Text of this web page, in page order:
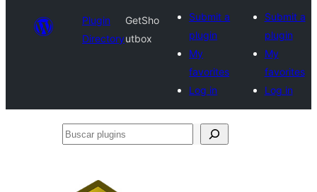
Plugin
Directory
GetSho
utbox
Submit a
plugin
My
favorites
Log in
Submit a
plugin
My
favorites
Log in
Buscar